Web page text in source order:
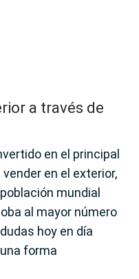
a través de
en el principal
en el exterior,
mundial
al mayor número
hoy en día
forma